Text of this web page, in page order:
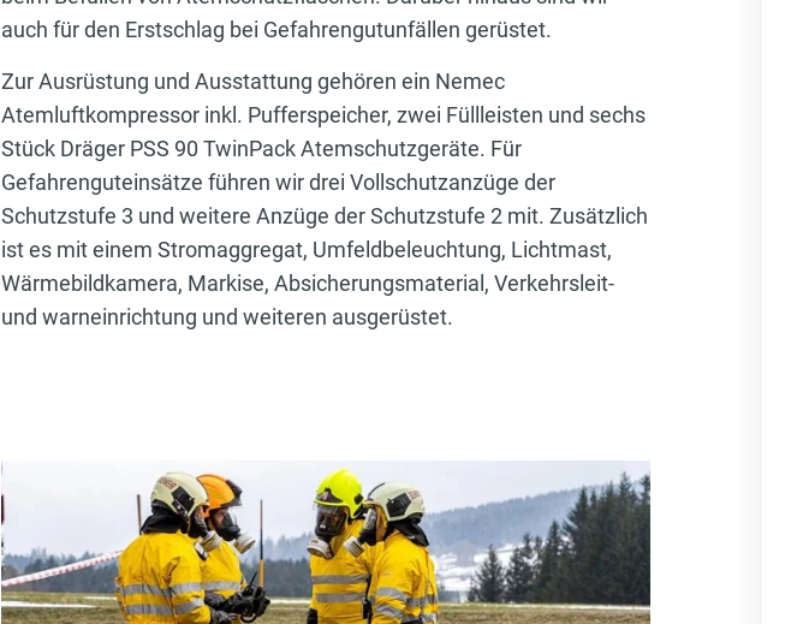
auch für den Erstschlag bei Gefahrengutunfällen gerüstet.
Zur Ausrüstung und Ausstattung gehören ein Nemec
Atemluftkompressor inkl. Pufferspeicher, zwei Füllleisten und sechs
Stück Dräger PSS 90 TwinPack Atemschutzgeräte. Für
Gefahrenguteinsätze führen wir drei Vollschutzanzüge der
Schutzstufe 3 und weitere Anzüge der Schutzstufe 2 mit. Zusätzlich
ist es mit einem Stromaggregat, Umfeldbeleuchtung, Lichtmast,
Wärmebildkamera, Markise, Absicherungsmaterial, Verkehrsleit-
und warneinrichtung und weiteren ausgerüstet.